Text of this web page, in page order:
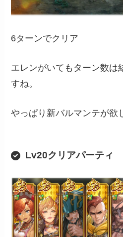
6ターンでクリア
エレンがいてもターン数は
すね。
やっぱり新バルマンテが欲
Lv20クリアパーティ